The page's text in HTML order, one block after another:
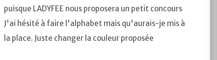
puisque LADYFEE nous proposera un petit concours
J'ai hésité à faire l'alphabet mais qu'aurais-je mis à
la place. Juste changer la couleur proposée